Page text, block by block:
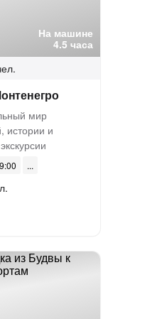
На машине
4.5 часа
мир
истории и